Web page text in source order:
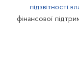
підзвітності
фінансової